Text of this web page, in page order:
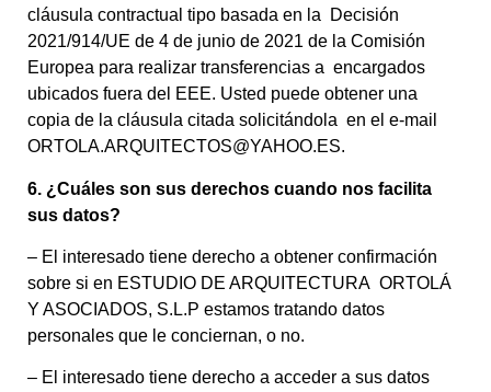
cláusula contractual tipo basada en la Decisión
2021/914/UE de 4 de junio de 2021 de la Comisión
Europea para realizar transferencias a encargados
ubicados fuera del EEE. Usted puede obtener una
copia de la cláusula citada solicitándola en el e-mail
ORTOLA.ARQUITECTOS@YAHOO.ES.
6. ¿Cuáles son sus derechos cuando nos facilita
sus datos?
– El interesado tiene derecho a obtener confirmación
sobre si en ESTUDIO DE ARQUITECTURA ORTOLÁ
Y ASOCIADOS, S.L.P estamos tratando datos
personales que le conciernan, o no.
– El interesado tiene derecho a acceder a sus datos